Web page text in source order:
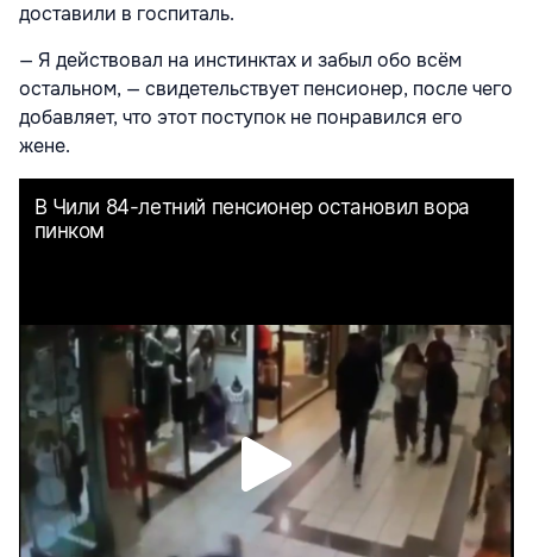
доставили в госпиталь.
— Я действовал на инстинктах и забыл обо всём
остальном, — свидетельствует пенсионер, после чего
добавляет, что этот поступок не понравился его
жене.